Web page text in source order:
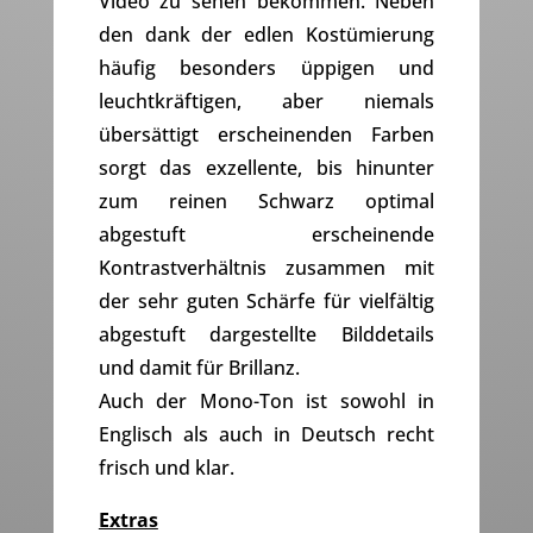
den dank der edlen Kostümierung
häufig besonders üppigen und
leuchtkräftigen, aber niemals
übersättigt erscheinenden Farben
sorgt das exzellente, bis hinunter
zum reinen Schwarz optimal
abgestuft erscheinende
Kontrastverhältnis zusammen mit
der sehr guten Schärfe für vielfältig
abgestuft dargestellte Bilddetails
und damit für Brillanz.
Auch der Mono-Ton ist sowohl in
Englisch als auch in Deutsch recht
frisch und klar.
Extras